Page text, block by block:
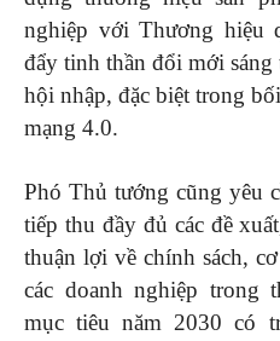
nghiệp với Thương hiệu
đẩy tinh thần đổi mới
hội nhập, đặc biệt trong
mạng 4.0.
Phó Thủ tướng cũng yêu
tiếp thu đầy đủ các đề
thuận lợi về chính sách,
các doanh nghiệp trong
mục tiêu năm 2030 có